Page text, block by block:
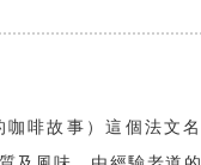
啡故事）這個法文名